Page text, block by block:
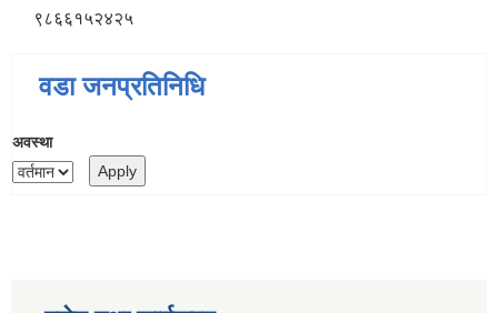
९८६६१५२४२५
वडा जनप्रतिनिधि
अवस्था